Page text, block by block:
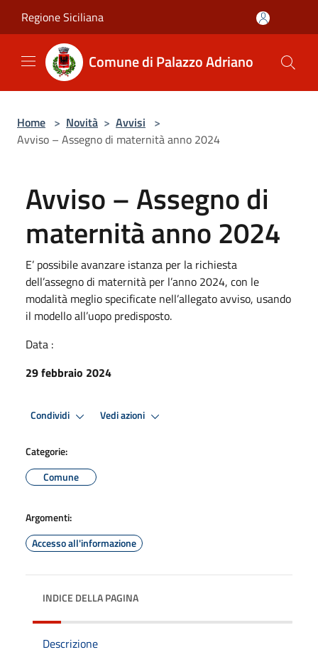
Regione Siciliana
Comune di Palazzo Adriano
Home > Novità > Avvisi >
Avviso – Assegno di maternità anno 2024
Avviso – Assegno di
maternità anno 2024
E’ possibile avanzare istanza per la richiesta
dell’assegno di maternità per l’anno 2024, con le
modalità meglio specificate nell’allegato avviso, usando
il modello all’uopo predisposto.
Data :
29 febbraio 2024
Condividi Vedi azioni
Categorie:
Comune
Argomenti:
Accesso all'informazione
INDICE DELLA PAGINA
Descrizione